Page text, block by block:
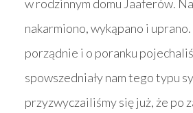
w rodzinnym domu Jaaferów.
nakarmiono, wykąpano i
porządnie i o poranku
spowszedniały nam tego typu
przyzwyczailiśmy się już, że po